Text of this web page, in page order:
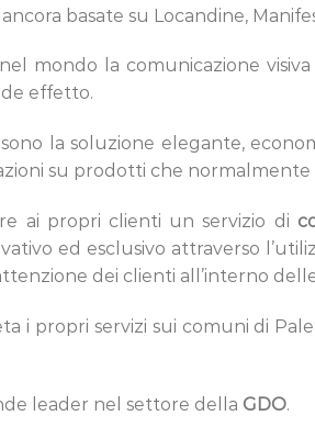
basate su Locandine,
mondo la comunicazione
effetto.
sono la soluzione elegante,
su prodotti che normalmente
ai propri clienti un servizio di
ed esclusivo attraverso
dei clienti all’interno
i propri servizi sui comuni di
leader nel settore della GDO.